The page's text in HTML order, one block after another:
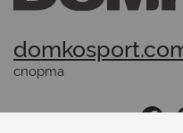
спорта
Последвайте ни: